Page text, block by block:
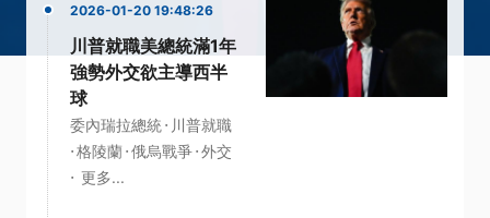
2026-01-20 19:48:26
川普就職美總統滿1年
強勢外交欲主導西半
球
委內瑞拉總統· 川普就職
·格陵蘭·俄烏戰爭·外交
· 更多...